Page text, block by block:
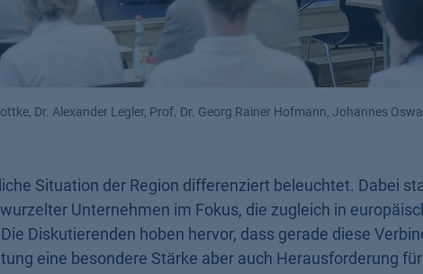
Dr. Alexander Legler, Prof. Dr. Georg Rainer Hofmann, Johannes
Situation der Region differenziert beleuchtet. Dabei
Unternehmen im Fokus, die zugleich in
Diskutierenden hoben hervor, dass gerade diese
eine besondere Stärke aber auch Herausforderung